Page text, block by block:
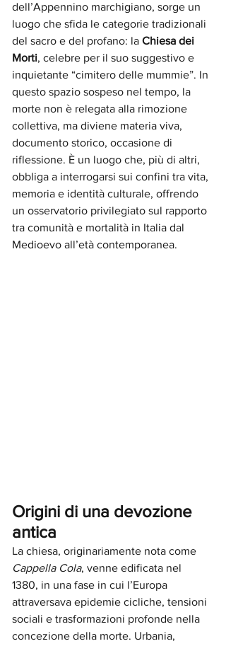
dell’Appennino marchigiano, sorge un
luogo che sfida le categorie tradizionali
del sacro e del profano: la Chiesa dei
Morti, celebre per il suo suggestivo e
inquietante “cimitero delle mummie”. In
questo spazio sospeso nel tempo, la
morte non è relegata alla rimozione
collettiva, ma diviene materia viva,
documento storico, occasione di
riflessione. È un luogo che, più di altri,
obbliga a interrogarsi sui confini tra vita,
memoria e identità culturale, offrendo
un osservatorio privilegiato sul rapporto
tra comunità e mortalità in Italia dal
Medioevo all’età contemporanea.
Origini di una devozione
antica
La chiesa, originariamente nota come
Cappella Cola, venne edificata nel
1380, in una fase in cui l’Europa
attraversava epidemie cicliche, tensioni
sociali e trasformazioni profonde nella
concezione della morte. Urbania,